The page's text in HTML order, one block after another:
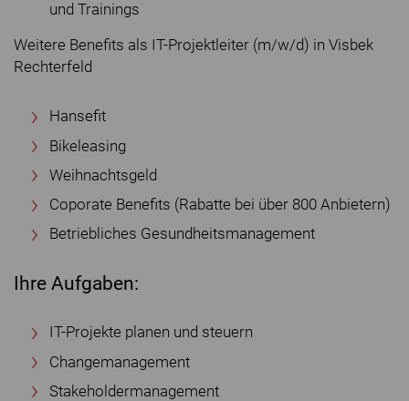
und Trainings
Weitere Benefits als IT-Projektleiter (m/w/d) in Visbek
Rechterfeld
Hansefit
Bikeleasing
Weihnachtsgeld
Coporate Benefits (Rabatte bei über 800 Anbietern)
Betriebliches Gesundheitsmanagement
Ihre Aufgaben:
IT-Projekte planen und steuern
Changemanagement
Stakeholdermanagement